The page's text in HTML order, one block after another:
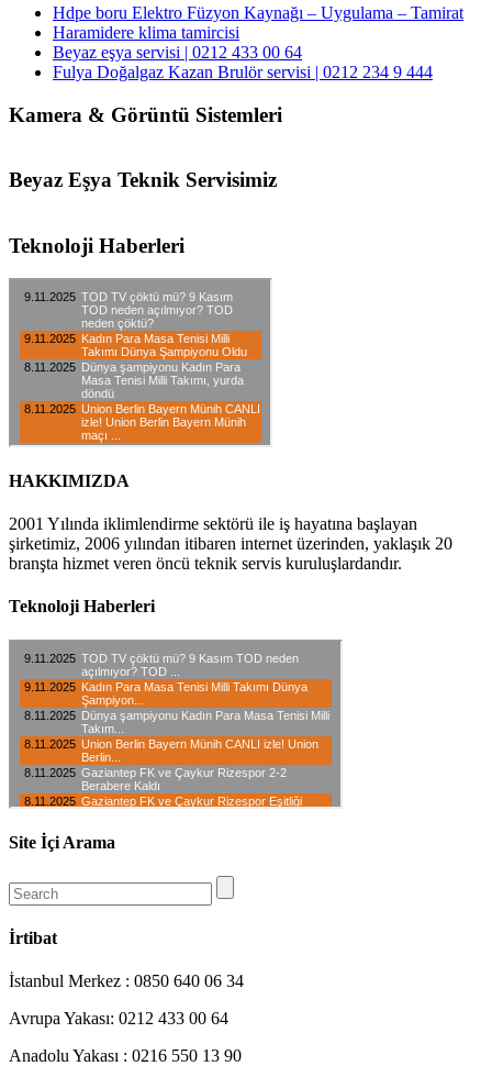
Hdpe boru Elektro Füzyon Kaynağı – Uygulama – Tamirat
Haramidere klima tamircisi
Beyaz eşya servisi | 0212 433 00 64
Fulya Doğalgaz Kazan Brulör servisi | 0212 234 9 444
Kamera & Görüntü Sistemleri
Beyaz Eşya Teknik Servisimiz
Teknoloji Haberleri
HAKKIMIZDA
2001 Yılında iklimlendirme sektörü ile iş hayatına başlayan
şirketimiz, 2006 yılından itibaren internet üzerinden, yaklaşık 20
branşta hizmet veren öncü teknik servis kuruluşlardandır.
Teknoloji Haberleri
Site İçi Arama
İrtibat
İstanbul Merkez : 0850 640 06 34
Avrupa Yakası: 0212 433 00 64
Anadolu Yakası : 0216 550 13 90